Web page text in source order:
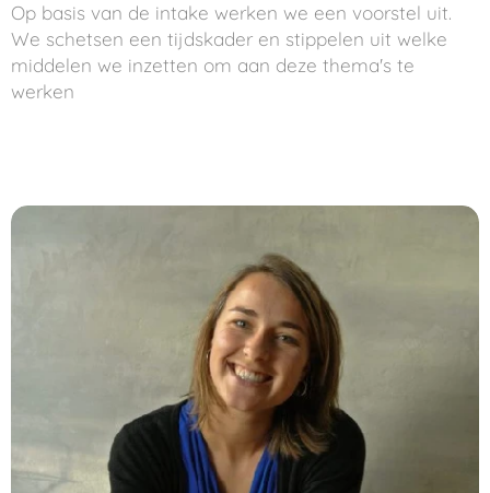
Op basis van de intake werken we een voorstel uit.
We schetsen een tijdskader en stippelen uit welke
middelen we inzetten om aan deze thema's te
werken